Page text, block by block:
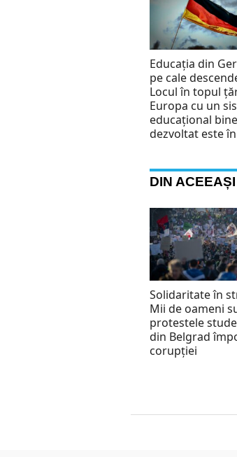
Educația din
pe cale
Locul în topul
Europa cu un
educațional bine
dezvoltat este
DIN
Solidaritate în
Mii de oameni
protestele
din Belgrad
corupției